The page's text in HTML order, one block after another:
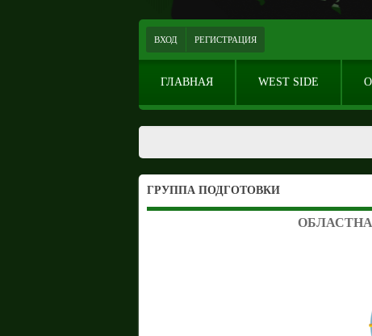
ВХОД РЕГИСТРАЦИЯ
ГЛАВНАЯ WEST SIDE
ГРУППА ПОДГОТОВКИ